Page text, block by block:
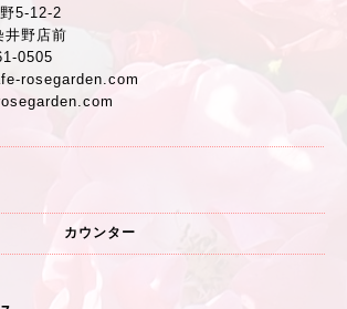
5-12-2
井野店前
0505
rosegarden.com
カウンター